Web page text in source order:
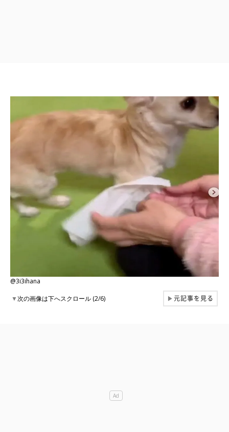
@3i3ihana
▼次の画像は下へスクロール (2/6) ▶元記事を見る